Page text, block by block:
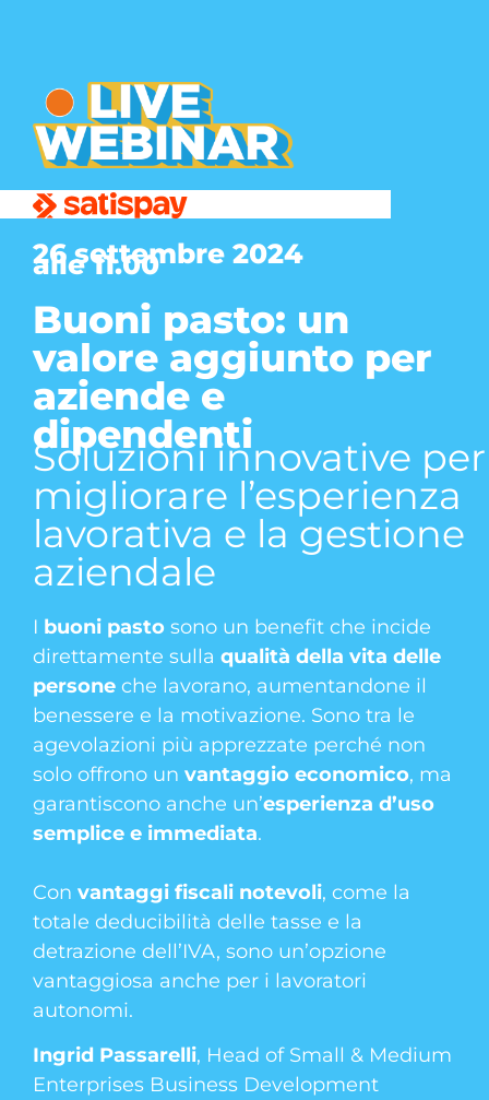
26 settembre 2024
alle 11.00
Buoni pasto: un
valore aggiunto per
aziende e
dipendenti
Soluzioni innovative per
migliorare l’esperienza
lavorativa e la gestione
aziendale
I buoni pasto sono un benefit che incide
direttamente sulla qualità della vita delle
persone che lavorano, aumentandone il
benessere e la motivazione. Sono tra le
agevolazioni più apprezzate perché non
solo offrono un vantaggio economico, ma
garantiscono anche un’esperienza d’uso
semplice e immediata.
Con vantaggi fiscali notevoli, come la
totale deducibilità delle tasse e la
detrazione dell’IVA, sono un’opzione
vantaggiosa anche per i lavoratori
autonomi.
Ingrid Passarelli, Head of Small & Medium
Enterprises Business Development